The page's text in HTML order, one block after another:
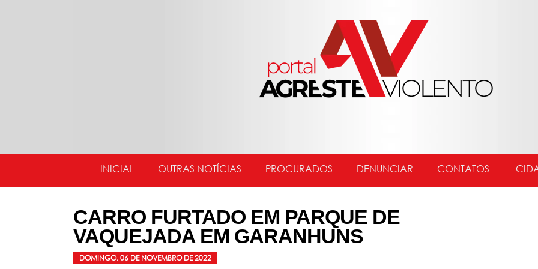
INICIAL OUTRAS NOTÍCIAS PROCURADOS DENUNCIAR CONTATOS
CARRO FURTADO EM PARQUE DE
VAQUEJADA EM GARANHUNS
DOMINGO, 06 DE NOVEMBRO DE 2022